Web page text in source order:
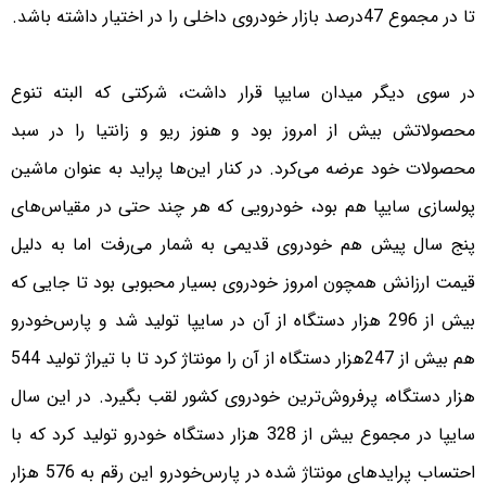
تا در مجموع 47درصد بازار خودروی داخلی را در اختیار داشته باشد.
در سوی دیگر میدان سایپا قرار داشت، شرکتی که البته تنوع
محصولاتش بیش از امروز بود و هنوز ریو و زانتیا را در سبد
محصولات خود عرضه می‌کرد. در کنار این‌ها پراید به عنوان ماشین
پولسازی سایپا هم بود، خودرویی که هر چند حتی در مقیاس‌های
پنج سال پیش هم خودروی قدیمی به شمار می‌رفت اما به دلیل
قیمت ارزانش همچون امروز خودروی بسیار محبوبی بود تا جایی که
بیش از 296 هزار دستگاه از آن در سایپا تولید شد و پارس‌خودرو
هم بیش از 247هزار دستگاه از آن را مونتاژ کرد تا با تیراژ تولید 544
هزار دستگاه، پرفروش‌ترین خودروی کشور لقب بگیرد. در این سال
سایپا در مجموع بیش از 328 هزار دستگاه خودرو تولید کرد که با
احتساب پرایدهای مونتاژ شده در پارس‌خودرو این رقم به 576 هزار